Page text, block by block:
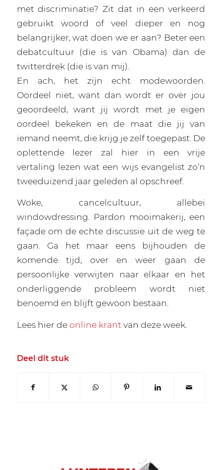
met discriminatie? Zit dat in een verkeerd
gebruikt woord of veel dieper en nog
belangrijker, wat doen we er aan? Beter een
debatcultuur (die is van Obama) dan de
twitterdrek (die is van mij).
En ach, het zijn echt modewoorden.
Oordeel niet, want dan wordt er over jou
geoordeeld, want jij wordt met je eigen
oordeel bekeken en de maat die jij van
iemand neemt, die krijg je zelf toegepast. De
oplettende lezer zal hier in een vrije
vertaling lezen wat een wijs evangelist zo’n
tweeduizend jaar geleden al opschreef.
Woke, cancelcultuur, allebei
windowdressing. Pardon mooimakerij, een
façade om de echte discussie uit de weg te
gaan. Ga het maar eens bijhouden de
komende tijd, over en weer gaan de
persoonlijke verwijten naar elkaar en het
onderliggende probleem wordt niet
benoemd en blijft gewoon bestaan.
Lees hier deonline krant van deze week.
Deel dit stuk